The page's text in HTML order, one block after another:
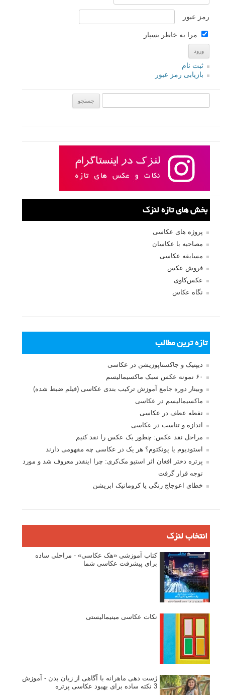
رمز عبور
مرا به خاطر بسپار
ثبت نام
بازیابی رمز عبور
بخش های تازه لنزک
پروژه های عکاسی
مصاحبه با عکاسان
مسابقه عکاسی
فروش عکس
عکس‌کاوی
نگاه عکاس
تازه ترین مطالب
دیپتیک و جاکستا‌پوزیشن در عکاسی
۶۰ نمونه عکس سبک ماکسیمالیسم
وبینار دوره جامع آموزش ترکیب بندی عکاسی (فیلم ضبط شده)
ماکسیمالیسم در عکاسی
نقطه عطف در عکاسی
اندازه و تناسب در عکاسی
مراحل نقد عکس: چطور یک عکس را نقد کنیم
استودیوم یا پونکتوم؟ هر یک در عکاسی چه مفهومی دارند
پرتره دختر افغان اثر استیو مک‌کری: چرا اینقدر معروف شد و مورد
توجه قرار گرفت
خطای اعوجاج رنگی یا کروماتیک ابریشن
انتخاب لنزک
کتاب آموزشی «هک عکاسی» - مراحلی ساده
برای پیشرفت عکاسی شما
نکات عکاسی مینیمالیستی
ژست دهی ماهرانه با آگاهی از زبان بدن - آموزش
3 نکته ساده برای بهبود عکاسی پرتره